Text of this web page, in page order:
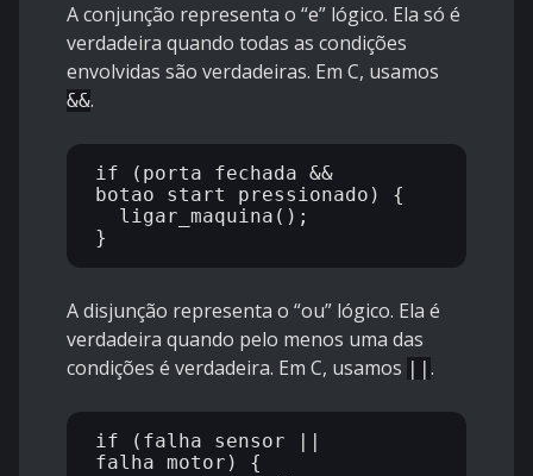
A conjunção representa o “e” lógico. Ela só é
verdadeira quando todas as condições
envolvidas são verdadeiras. Em C, usamos
&&.
if (porta_fechada &&
botao_start_pressionado) {
A disjunção representa o “ou” lógico. Ela é
verdadeira quando pelo menos uma das
condições é verdadeira. Em C, usamos
.
if (falha_sensor ||
falha_motor) {